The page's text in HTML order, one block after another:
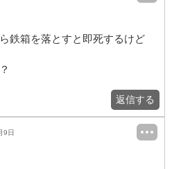
鉄箱を落とすと即死するけど
返信する
9日